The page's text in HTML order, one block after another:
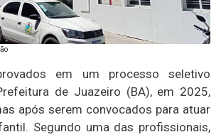
em um processo seletivo
de Juazeiro (BA), em 2025,
após serem convocados para atuar
Segundo uma das profissionais,